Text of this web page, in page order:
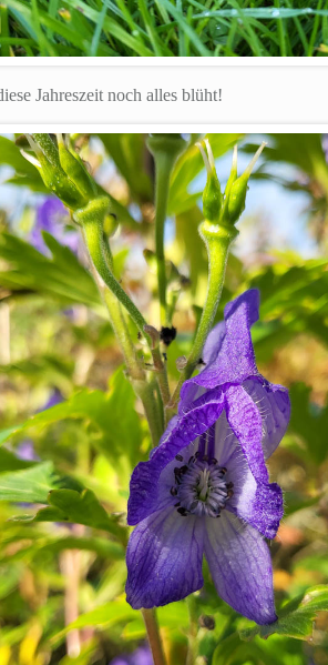
Jahreszeit noch alles blüht!